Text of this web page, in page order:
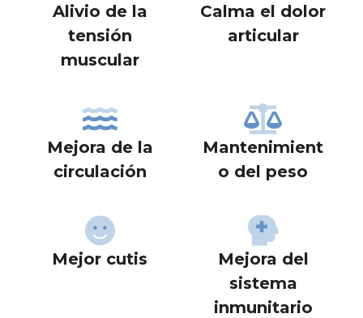
Alivio de la
tensión
muscular
Calma el dolor
articular
Mejora de la
circulación
Mantenimient
o del peso
Mejor cutis
Mejora del
sistema
inmunitario